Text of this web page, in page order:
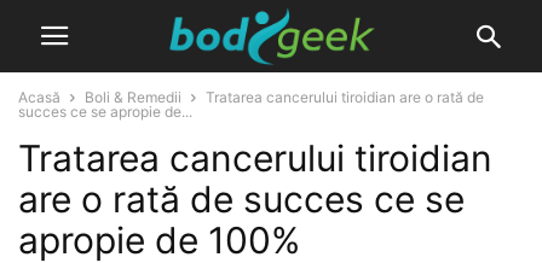
Acasă Boli & Remedii
Tratarea cancerului tiroidian are o rată de
succes ce se apropie de...
Tratarea cancerului tiroidian
are o rată de succes ce se
apropie de 100%